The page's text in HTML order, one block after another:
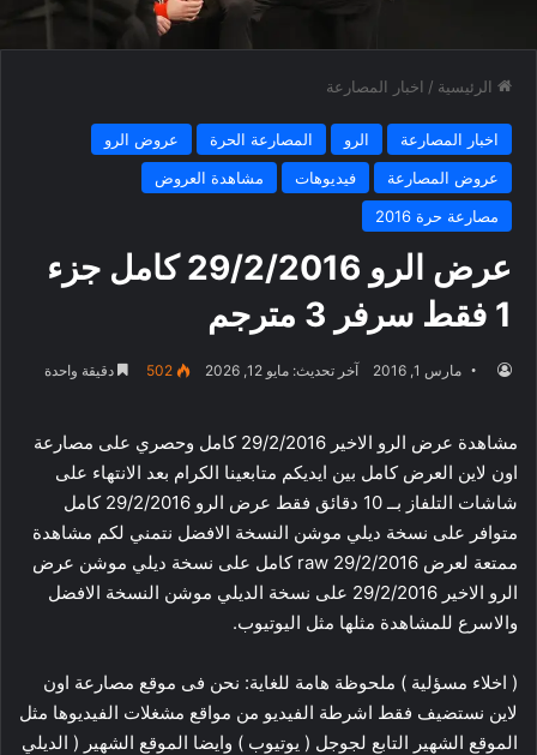
الرئيسية / اخبار المصارعة
اخبار المصارعة الرو المصارعة الحرة
عروض الرو
عروض المصارعة
فيديوهات
مشاهدة العروض
مصارعة حرة 2016
عرض الرو 29/2/2016 كامل جزء
1 فقط سرفر 3 مترجم
مارس 1, 2016 آخر تحديث: مايو 12, 2026 502 دقيقة واحدة
مشاهدة عرض الرو الاخير 29/2/2016 كامل وحصري على مصارعة
اون لاين العرض كامل بين ايديكم متابعينا الكرام بعد الانتهاء على
شاشات التلفاز بــ 10 دقائق فقط عرض الرو 29/2/2016 كامل
متوافر على نسخة ديلي موشن النسخة الافضل نتمني لكم مشاهدة
ممتعة لعرض raw 29/2/2016 كامل على نسخة ديلي موشن عرض
الرو الاخير 29/2/2016 على نسخة الديلي موشن النسخة الافضل
والاسرع للمشاهدة مثلها مثل اليوتيوب.
( اخلاء مسؤلية ) ملحوظة هامة للغاية: نحن فى موقع مصارعة اون
لاين نستضيف فقط اشرطة الفيديو من مواقع مشغلات الفيديوها مثل
الموقع الشهير التابع لجوجل ( يوتيوب ) وايضا الموقع الشهير ( الديلي